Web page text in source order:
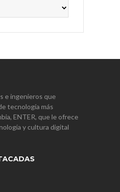
e ingenieros que
tecnología más
ENTER, que le ofrece
y cultura digital